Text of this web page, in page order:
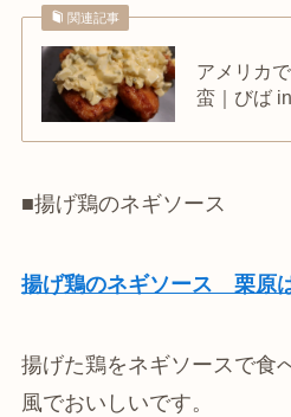
関連記事
アメリカ
蛮｜びば
■揚げ鶏のネギソース
揚げ鶏のネギソース 栗原
揚げた鶏をネギソースで食
風でおいしいです。